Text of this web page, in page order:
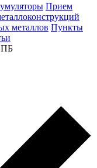
Прием
металлов Пункты